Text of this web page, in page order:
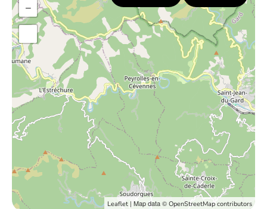
−
Leaflet | Map data © OpenStreetMap contributors